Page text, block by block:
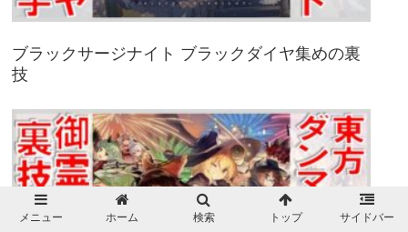
ブラックサージナイト ブラックダイヤ集めの裏
技
メニュー ホーム 検索 トップ サイドバー